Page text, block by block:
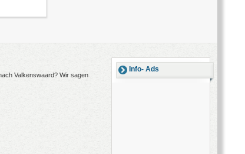
Info- Ads
Valkenswaard? Wir sagen